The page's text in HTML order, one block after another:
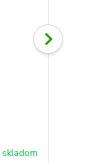
skladom